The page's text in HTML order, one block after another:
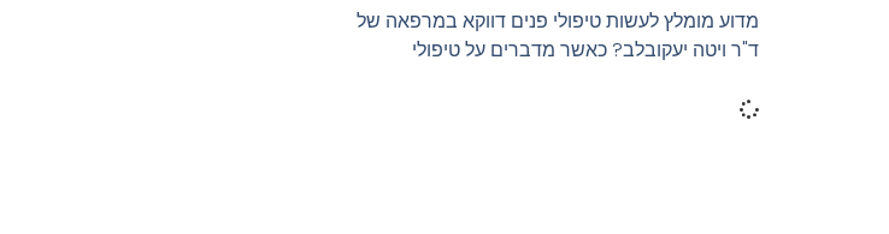
מדוע מומלץ לעשות טיפולי פנים דווקא במרפאה של
ד"ר ויטה יעקובלב? כאשר מדברים על טיפולי